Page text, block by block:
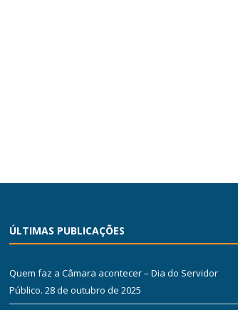
ÚLTIMAS PUBLICAÇÕES
Quem faz a Câmara acontecer – Dia do Servidor
Público. 28 de outubro de 2025